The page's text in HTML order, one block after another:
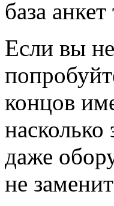
база
Если вы
концов
даже
не